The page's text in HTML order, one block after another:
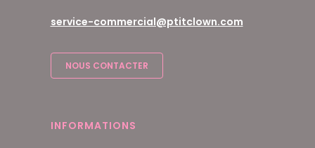
service-commercial@ptitclown.com
NOUS CONTACTER
INFORMATIONS